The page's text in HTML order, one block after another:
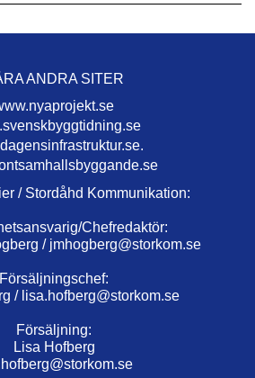
ANDRA SITER
/ Stordåhd Kommunikation:
Chefredaktör:
/ jmhogberg@storkom.se
Försäljningschef:
/ lisa.hofberg@storkom.se
Försäljning:
Lisa Hofberg